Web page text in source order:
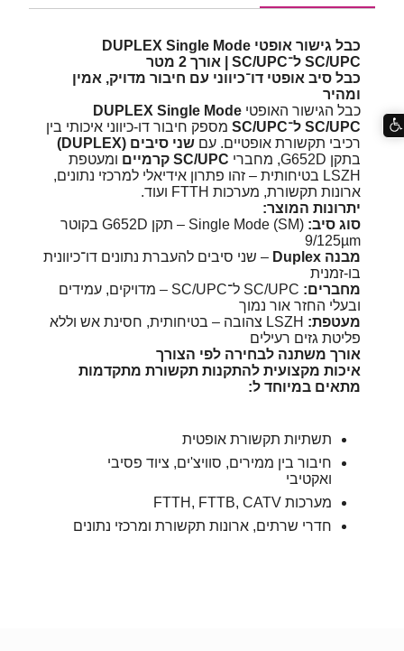
כבל גישור אופטי DUPLEX Single Mode
SC/UPC ל־SC/UPC | אורך 2 מטר
כבל סיב אופטי דו־כיווני עם חיבור מדויק, אמין
ומהיר
כבל הגישור האופטי DUPLEX Single Mode
SC/UPC ל־SC/UPC
מספק חיבור דו-כיווני איכותי בין
רכיבי תקשורת אופטיים. עם שני סיבים (DUPLEX)
בתקן G652D, מחברי
SC/UPC קרמיים
ומעטפת
LSZH בטיחותית – זהו פתרון אידיאלי למרכזי נתונים,
ארונות תקשורת, מערכות FTTH ועוד.
יתרונות המוצר:
סוג סיב:
Single Mode (SM) – תקן G652D בקוטר
9/125µm
מבנה Duplex
– שני סיבים להעברת נתונים דו־כיוונית
בו-זמנית
מחברים:
SC/UPC ל־SC/UPC – מדויקים, עמידים
ובעלי החזר אור נמוך
מעטפת:
LSZH צהובה – בטיחותית, חסינת אש וללא
פליטת גזים רעילים
אורך משתנה לבחירה לפי הצורך
איכות מקצועית להתקנות תקשורת מתקדמות
מתאים במיוחד ל:
תשתיות תקשורת אופטית
חיבור בין ממירים, סוויצ'ים, ציוד פסיבי
ואקטיבי
מערכות FTTH, FTTB, CATV
חדרי שרתים, ארונות תקשורת ומרכזי נתונים